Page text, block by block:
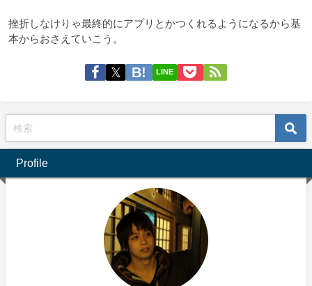
挫折しなけりゃ最終的にアプリとかつくれるようになるから基
本からおさえていこう。
LINE
Profile